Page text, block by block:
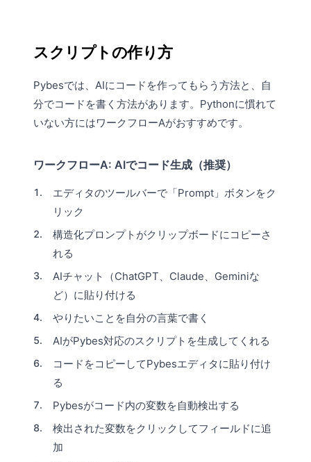
スクリプトの作り方
Pybesでは、AIにコードを作ってもらう方法と、自
分でコードを書く方法があります。Pythonに慣れて
いない方にはワークフローAがおすすめです。
ワークフローA: AIでコード生成（推奨）
エディタのツールバーで「Prompt」ボタンをク
リック
構造化プロンプトがクリップボードにコピーさ
れる
AIチャット（ChatGPT、Claude、Geminiな
ど）に貼り付ける
やりたいことを自分の言葉で書く
AIがPybes対応のスクリプトを生成してくれる
コードをコピーしてPybesエディタに貼り付け
る
Pybesがコード内の変数を自動検出する
検出された変数をクリックしてフィールドに追
加